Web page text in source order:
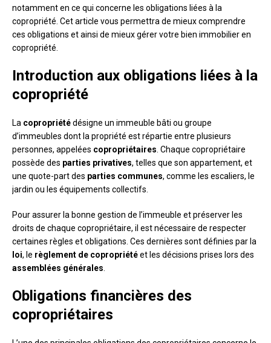
notamment en ce qui concerne les obligations liées à la
copropriété. Cet article vous permettra de mieux comprendre
ces obligations et ainsi de mieux gérer votre bien immobilier en
copropriété.
Introduction aux obligations liées à la
copropriété
La copropriétédésigne un immeuble bâti ou groupe
d’immeubles dont la propriété est répartie entre plusieurs
personnes, appelées copropriétaires . Chaque copropriétaire
possède des parties privatives, telles que son appartement, et
une quote-part des parties communes, comme les escaliers, le
jardin ou les équipements collectifs.
Pour assurer la bonne gestion de l’immeuble et préserver les
droits de chaque copropriétaire, il est nécessaire de respecter
certaines règles et obligations. Ces dernières sont définies par la
loi, le règlement de copropriétéet les décisions prises lors des
assemblées générales
Obligations financières des
copropriétaires